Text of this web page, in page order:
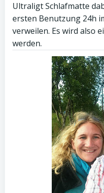
Ultraligt Schlafmatte
ersten Benutzung 24h
verweilen. Es wird also
werden.